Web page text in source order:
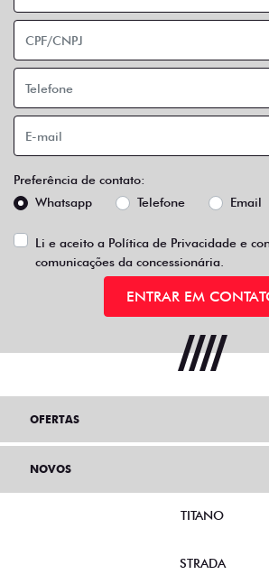
Preferência de contato:
Whatsapp
Telefone Email
Li e aceito a Política de Privacidade e
comunicações da concessionária.
ENTRAR EM
OFERTAS
NOVOS
TITANO
STRADA